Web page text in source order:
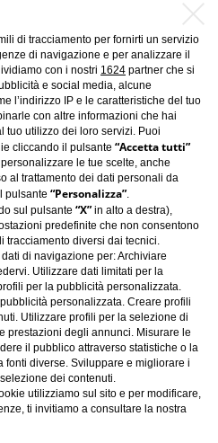
critica
altro
di tracciamento per fornirti un servizio
di navigazione e per analizzare il
con i nostri 1624 partner che si
e social media, alcune
l’indirizzo IP e le caratteristiche del tuo
con altre informazioni che hai
tuo utilizzo dei loro servizi. Puoi
cliccando il pulsante “Accetta tutti”
le tue scelte, anche
al trattamento dei dati personali da
pulsante “Personalizza”.
sul pulsante “X” in alto a destra),
predefinite che non consentono
tracciamento diversi dai tecnici.
di navigazione per: Archiviare
Utilizzare dati limitati per la
per la pubblicità personalizzata.
personalizzata. Creare profili
Utilizzare profili per la selezione di
prestazioni degli annunci. Misurare le
il pubblico attraverso statistiche o la
diverse. Sviluppare e migliorare i
dei contenuti.
utilizziamo sul sito e per modificare,
ti invitiamo a consultare la nostra